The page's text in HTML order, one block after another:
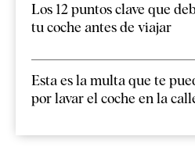
Los 12 puntos clave que
tu coche antes de viajar
Esta es la multa que te
por lavar el coche en la